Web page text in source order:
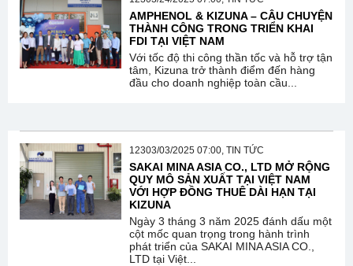
AMPHENOL & KIZUNA – CÂU CHUYỆN
THÀNH CÔNG TRONG TRIỂN KHAI
FDI TẠI VIỆT NAM
Với tốc độ thi công thần tốc và hỗ trợ tận
tâm, Kizuna trở thành điểm đến hàng
đầu cho doanh nghiệp toàn cầu...
12303/03/2025 07:00, TIN TỨC
SAKAI MINA ASIA CO., LTD MỞ RỘNG
QUY MÔ SẢN XUẤT TẠI VIỆT NAM
VỚI HỢP ĐỒNG THUÊ DÀI HẠN TẠI
KIZUNA
Ngày 3 tháng 3 năm 2025 đánh dấu một
cột mốc quan trọng trong hành trình
phát triển của SAKAI MINA ASIA CO.,
LTD tại Việt...